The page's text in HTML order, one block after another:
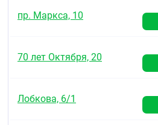
Не использовать по истечении
Без рецепта.
пр. Маркса, 10
70 лет Октября, 20
Лобкова, 6/1